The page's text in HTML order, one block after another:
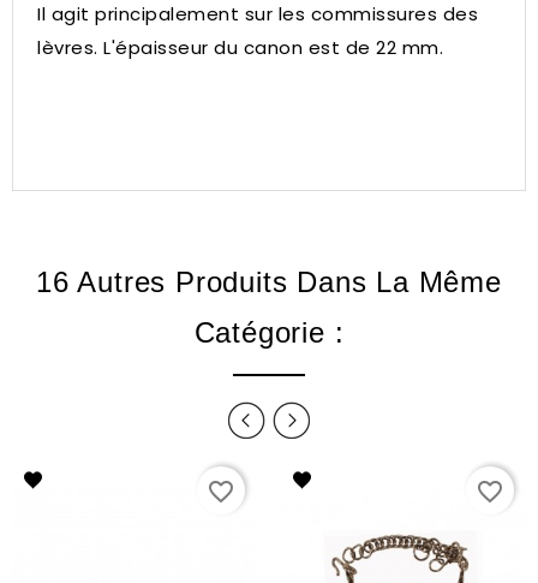
Il agit principalement sur les commissures des
lèvres. L'épaisseur du canon est de 22 mm.
16 Autres Produits Dans La Même
Catégorie :
favorite_border favorite_border